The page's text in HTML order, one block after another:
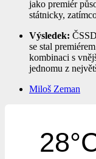
jako premiér
státnicky,
Výsledek:
se stal
kombinaci s
jednomu z
Miloš Zeman